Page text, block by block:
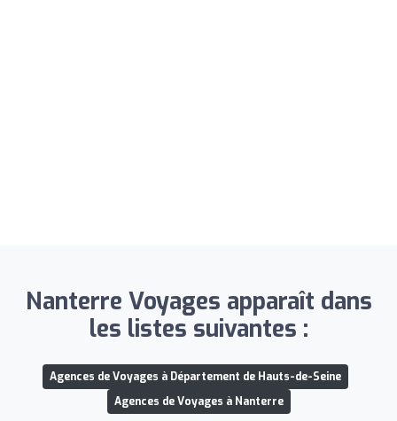
Nanterre Voyages apparaît dans
les listes suivantes :
Agences de Voyages à Département de Hauts-de-Seine
Agences de Voyages à Nanterre